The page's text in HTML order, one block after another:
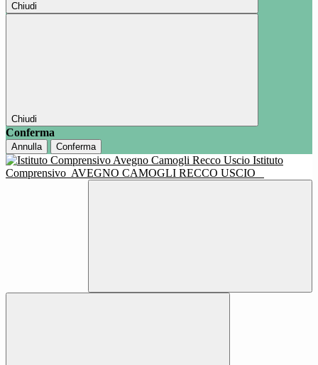
Chiudi
Chiudi
Conferma
Annulla Conferma
Istituto
Comprensivo AVEGNO CAMOGLI RECCO USCIO